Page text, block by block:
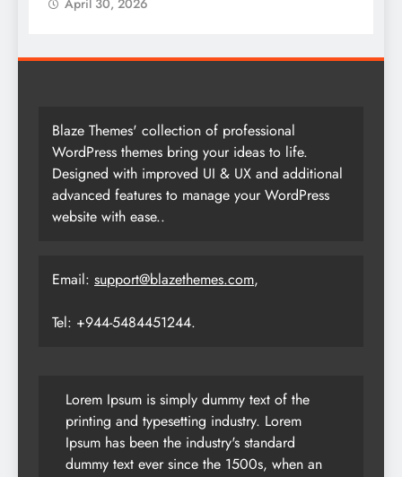
April 30, 2026
Blaze Themes' collection of professional
WordPress themes bring your ideas to life.
Designed with improved UI & UX and additional
advanced features to manage your WordPress
website with ease..
Email: support@blazethemes.com,
Tel: +944-5484451244.
Lorem Ipsum is simply dummy text of the
printing and typesetting industry. Lorem
Ipsum has been the industry's standard
dummy text ever since the 1500s, when an